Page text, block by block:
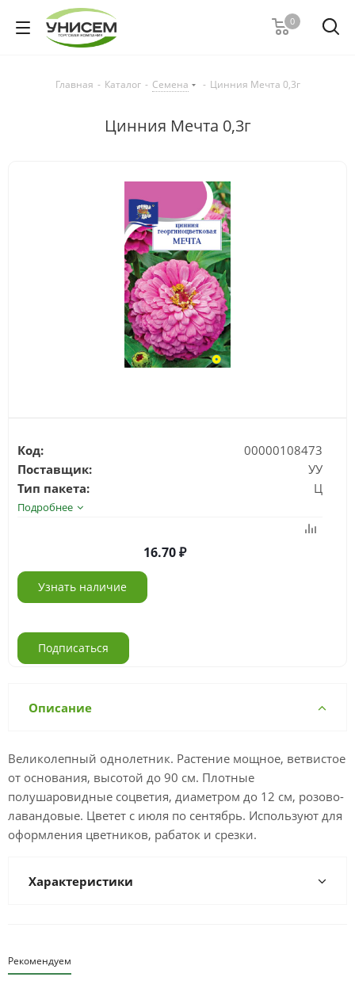
0
Главная - Каталог - Семена - Цинния Мечта 0,3г
Цинния Мечта 0,3г
Код:
00000108473
Поставщик:
УУ
Тип пакета:
Ц
Подробнее
16.70
Узнать наличие
Подписаться
Описание
Великолепный однолетник. Растение мощное, ветвистое
от основания, высотой до 90 см. Плотные
полушаровидные соцветия, диаметром до 12 см, розово-
лавандовые. Цветет с июля по сентябрь. Используют для
оформления цветников, рабаток и срезки.
Характеристики
Рекомендуем